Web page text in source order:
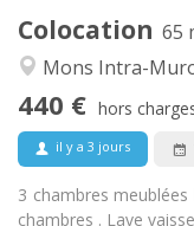
Colocation 65
Mons Intra-
440 € hors
il y a 3 jours
3 chambres
chambres . Lave